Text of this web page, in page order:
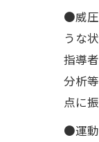
●威圧
うな
指導
分析
点に
●運動